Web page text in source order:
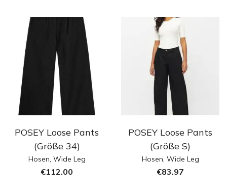
POSEY Loose Pants
(Größe 34)
Hosen, Wide Leg
€112.00
POSEY Loose Pants
(Größe S)
Hosen, Wide Leg
€83.97